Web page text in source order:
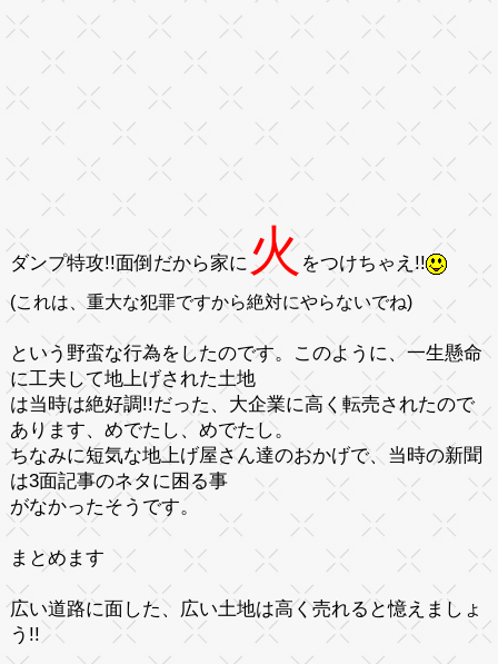
ダンプ特攻!!面倒だから家に 火 をつけちゃえ!!
(これは、重大な犯罪ですから絶対にやらないでね)
という野蛮な行為をしたのです。このように、一生懸命
に工夫 して地上げされた土地
は当時は絶好調!!だった、 大企業に高く転売されたので
あります、めでたし、めでたし。
ちなみに短気な地上げ屋さん達のおかげで、当時の新聞
は3面記事のネタに困る事
がなかったそうです。
まとめます
広い道路に面した、広い土地は高く売れると憶えましょ
う!!